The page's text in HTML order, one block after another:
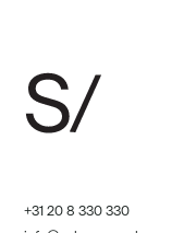
+31 20 8 330 330